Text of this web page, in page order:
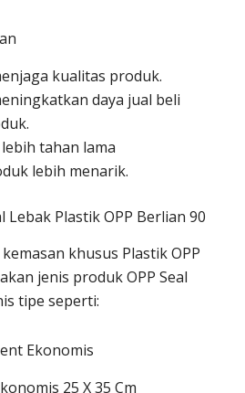
kualitas produk.
daya jual beli
tahan lama
lebih menarik.
Lebak Plastik OPP Berlian 90
khusus Plastik OPP
jenis produk OPP Seal
tipe seperti:
Ekonomis
25 X 35 Cm